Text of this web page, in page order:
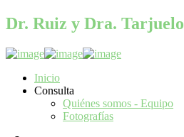
Dr. Ruiz y Dra. Tarjuelo
Inicio
Consulta
Quiénes somos - Equipo
Fotografías